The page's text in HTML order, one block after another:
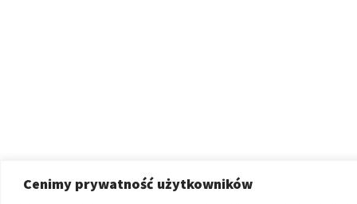
Cenimy prywatność użytkowników